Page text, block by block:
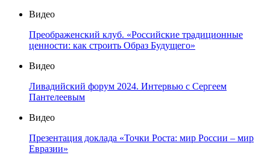
Видео
Преображенский клуб. «Российские традиционные
ценности: как строить Образ Будущего»
Видео
Ливадийский форум 2024. Интервью с Сергеем
Пантелеевым
Видео
Презентация доклада «Точки Роста: мир России – мир
Евразии»